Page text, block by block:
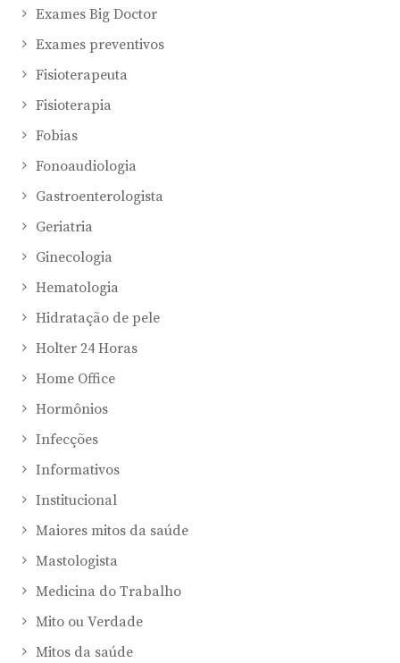
Exames Big Doctor
Exames preventivos
Fisioterapeuta
Fisioterapia
Fobias
Fonoaudiologia
Gastroenterologista
Geriatria
Ginecologia
Hematologia
Hidratação de pele
Holter 24 Horas
Home Office
Hormônios
Infecções
Informativos
Institucional
Maiores mitos da saúde
Mastologista
Medicina do Trabalho
Mito ou Verdade
Mitos da saúde